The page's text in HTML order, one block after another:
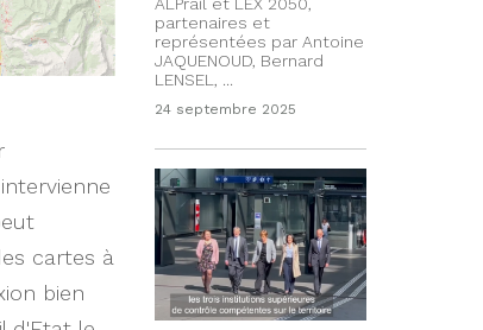
cartes à
bien
partenaires et
représentées par Antoine
JAQUENOUD, Bernard
LENSEL, ...
24 septembre 2025